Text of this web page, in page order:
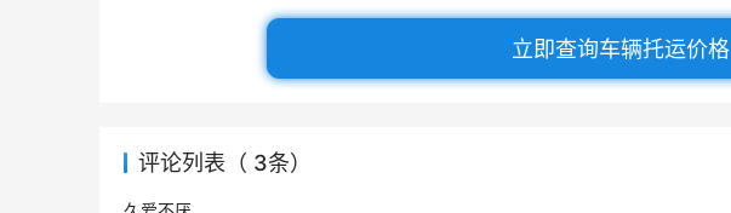
立即查询车辆托运价格
评论列表（ 3条）